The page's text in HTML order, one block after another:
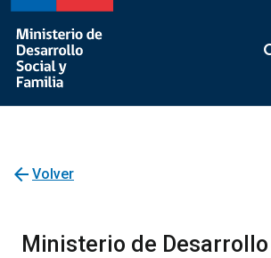
arrow_back Volver
Ministerio de Desarrollo